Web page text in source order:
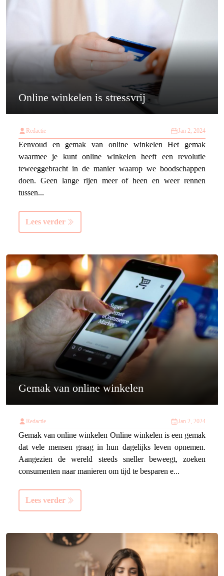
Online winkelen is stressvrij
Redactie Jan 2, 2024
Eenvoud en gemak van online winkelen Het gemak
waarmee je kunt online winkelen heeft een revolutie
teweeggebracht in de manier waarop we boodschappen
doen. Geen lange rijen meer of heen en weer rennen
tussen...
Lees verder
Gemak van online winkelen
Redactie Jan 2, 2024
Gemak van online winkelen Online winkelen is een gemak
dat vele mensen graag in hun dagelijks leven opnemen.
Aangezien de wereld steeds sneller beweegt, zoeken
consumenten naar manieren om tijd te besparen e...
Lees verder